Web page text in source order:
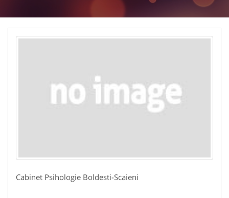
Cabinet Psihologie Boldesti-Scaieni